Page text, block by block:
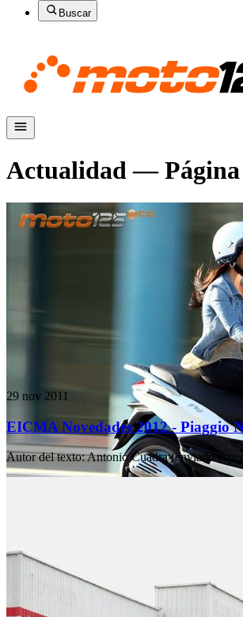
Buscar
Actualidad— Página
29 nov 2011
EICMA Novedades 2012 - Piaggio
Autor del texto:Antonio Cuadra (enviado